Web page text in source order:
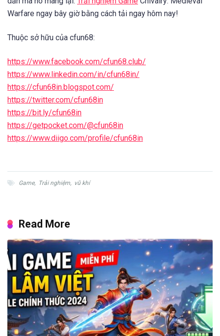
Warfare ngay bây giờ bằng cách tải ngay hôm nay!
Thuộc sở hữu của cfun68:
https://www.facebook.com/cfun68.club/
https://www.linkedin.com/in/cfun68in/
https://cfun68in.blogspot.com/
https://twitter.com/cfun68in
https://bit.ly/cfun68in
https://getpocket.com/@cfun68in
https://www.diigo.com/profile/cfun68in
Game, Trải nghiệm, vũ khí
Read More